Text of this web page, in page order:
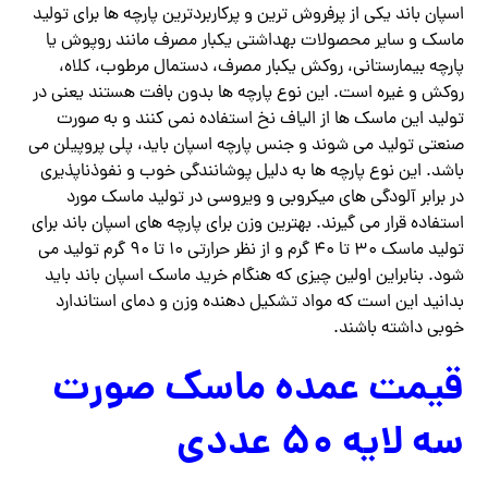
اسپان باند یکی از پرفروش ترین و پرکاربردترین پارچه ها برای تولید
ماسک و سایر محصولات بهداشتی یکبار مصرف مانند روپوش یا
پارچه بیمارستانی، روکش یکبار مصرف، دستمال مرطوب، کلاه،
روکش و غیره است. این نوع پارچه ها بدون بافت هستند یعنی در
تولید این ماسک ها از الیاف نخ استفاده نمی کنند و به صورت
صنعتی تولید می شوند و جنس پارچه اسپان باید، پلی پروپیلن می
باشد. این نوع پارچه ها به دلیل پوشانندگی خوب و نفوذناپذیری
در برابر آلودگی های میکروبی و ویروسی در تولید ماسک مورد
استفاده قرار می گیرند. بهترین وزن برای پارچه های اسپان باند برای
تولید ماسک ۳۰ تا ۴۰ گرم و از نظر حرارتی ۱۰ تا ۹۰ گرم تولید می
شود. بنابراین اولین چیزی که هنگام خرید ماسک اسپان باند باید
بدانید این است که مواد تشکیل دهنده وزن و دمای استاندارد
خوبی داشته باشند.
قیمت عمده ماسک صورت
سه لایه ۵۰ عددی